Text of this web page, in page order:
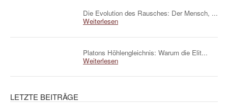
Die Evolution des Rausches: Der Mensch, ...
Weiterlesen
Platons Höhlengleichnis: Warum die Elit...
Weiterlesen
LETZTE BEITRÄGE